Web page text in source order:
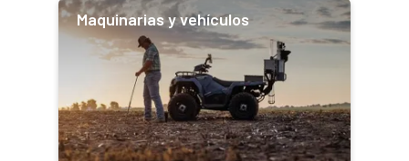
Maquinarias y vehículos